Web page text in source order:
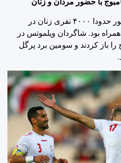
دومین نمایش تیم ملی در حضور حدودا ۴۰۰۰ نفری زنان در
بود. شاگردان ویلموتس در
کامبوج را باز کردند و سومین برد پرگل